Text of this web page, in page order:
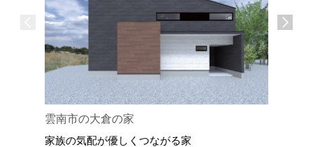
雲南市の大倉の家
家族の気配が優しくつながる家